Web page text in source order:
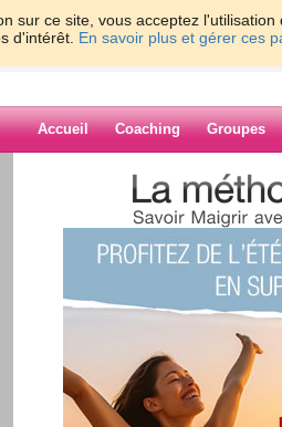
sur ce site, vous acceptez
d'intérêt. En savoir plus et gérer ces
Accueil Coaching Groupes
> DOUCEUR65
Blog de
21 - 30 »
‹ Préc. 1 2 3 4 5